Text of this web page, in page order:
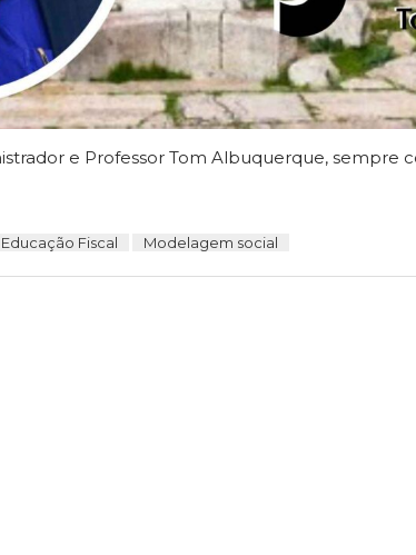
e Professor Tom Albuquerque, sempre
Educação Fiscal Modelagem social